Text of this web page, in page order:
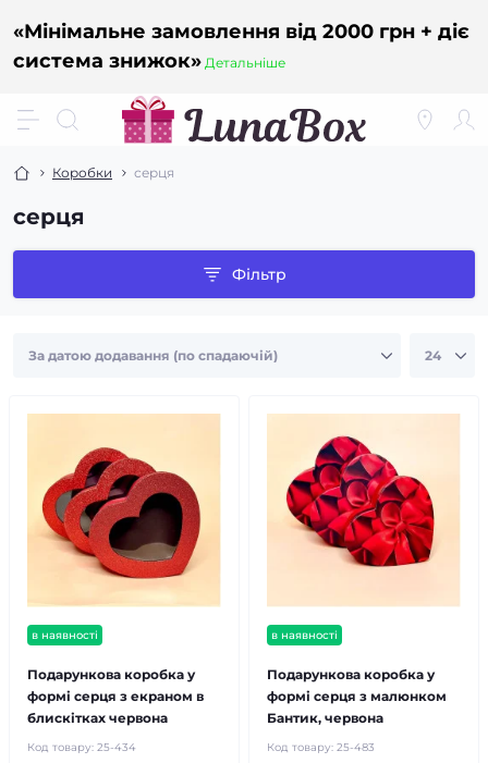
«Мінімальне замовлення від 2000 грн + діє
система знижок» Детальніше
Коробки серця
серця
Фільтр
в наявності
Подарункова коробка у
формі серця з екраном в
блискітках червона
Код товару: 25-434
в наявності
Подарункова коробка у
формі серця з малюнком
Бантик, червона
Код товару: 25-483